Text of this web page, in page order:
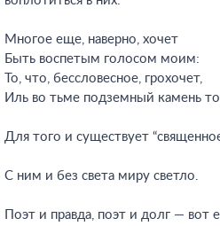
Многое еще, наверно, хочет
Быть воспетым голосом моим:
То, что, бессловесное, грохочет,
Иль во тьме подземный камень
Для того и существует
С ним и без света миру светло.
Поэт и правда, поэт и долг —